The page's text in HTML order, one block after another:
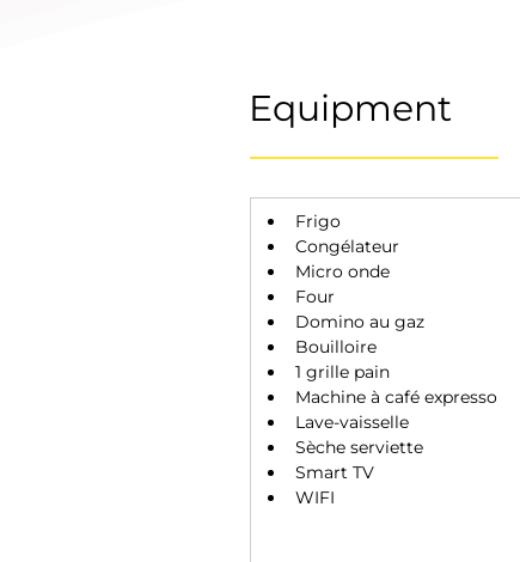
Equipment
Frigo
Congélateur
Micro onde
Four
Domino au gaz
Bouilloire
1 grille pain
Machine à café expresso
Lave-vaisselle
Sèche serviette
Smart TV
WIFI